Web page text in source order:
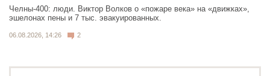
Челны-400: люди. Виктор Волков о «пожаре века» на «движках»,
эшелонах пены и 7 тыс. эвакуированных.
06.08.2026, 14:26 2